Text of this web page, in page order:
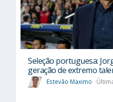
Seleção portuguesa:
geração de extremo
Estevão Maximo